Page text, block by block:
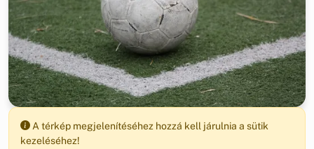
A térkép megjelenítéséhez hozzá kell járulnia a sütik
kezeléséhez!